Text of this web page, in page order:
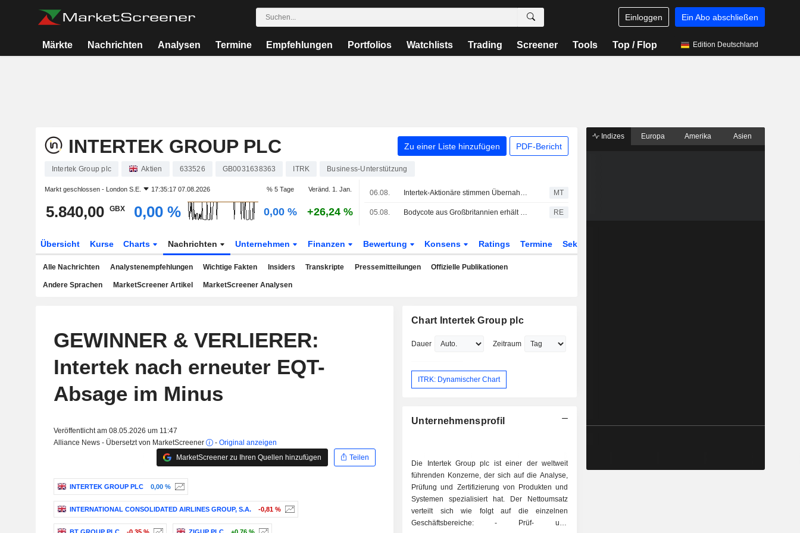
Einloggen Ein Abo abschließen
Märkte Nachrichten Analysen Termine Empfehlungen Portfolios Watchlists Trading Screener Tools Top / Flop Edition Deutschland
INTERTEK GROUP PLC Zu einer Liste hinzufügen PDF-Bericht
Intertek Group plc Aktien 633526 GB0031638363 ITRK Business-Unterstützung
Markt geschlossen - London S.E. 17:35:17 07.08.2026 % 5 Tage Veränd. 1. Jan.
5.840,00 GBX 0,00 % 0,00 % +26,24 %
06.08. Intertek-Aktionäre stimmen Übernahme durch EQT-gestütztes Isotope Bidco zu MT
05.08. Bodycote aus Großbritannien erhält Rivalen-Offerten über 2 Mrd. USD von CVC und Veritas Capital RE
Übersicht Kurse Charts Nachrichten Unternehmen Finanzen Bewertung Konsens Ratings Termine Sektor
Alle Nachrichten Analystenempfehlungen Wichtige Fakten Insiders Transkripte Pressemitteilungen Offizielle Publikationen
Andere Sprachen MarketScreener Artikel MarketScreener Analysen
GEWINNER & VERLIERER:
Intertek nach erneuter EQT-
Absage im Minus
Veröffentlicht am 08.05.2026 um 11:47
Alliance News - Übersetzt von MarketScreener
- Original anzeigen
MarketScreener zu Ihren Quellen hinzufügen
Teilen
INTERTEK GROUP PLC 0,00 %
INTERNATIONAL CONSOLIDATED AIRLINES GROUP, S.A. -0,81 %
Chart Intertek Group plc
Dauer Zeitraum
ITRK: Dynamischer Chart
Unternehmensprofil
Die Intertek Group plc ist einer der weltweit
führenden Konzerne, der sich auf die Analyse,
Prüfung und Zertifizierung von Produkten und
Systemen spezialisiert hat. Der Nettoumsatz
verteilt sich wie folgt auf die einzelnen
Geschäftsbereiche: - Prüf- und
Indizes Europa Amerika Asien